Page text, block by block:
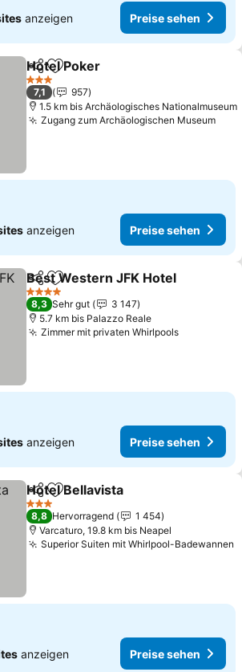
anzeigen Preise sehen
TeilenZu Favoriten hinzufügen
Hotel Poker
3 Sterne
7,1
957
1.5 km bis Archäologisches Nationalmuseum
Zugang zum Archäologischen Museum
anzeigen Preise sehen
TeilenZu Favoriten hinzufügen
Best Western JFK Hotel
4 Sterne
8,3 Sehr gut
3 147
5.7 km bis Palazzo Reale
Zimmer mit privaten Whirlpools
anzeigen Preise sehen
TeilenZu Favoriten hinzufügen
Hotel Bellavista
3 Sterne
8,8 Hervorragend
1 454
Varcaturo, 19.8 km bis Neapel
Superior Suiten mit Whirlpool-Badewannen
anzeigen Preise sehen